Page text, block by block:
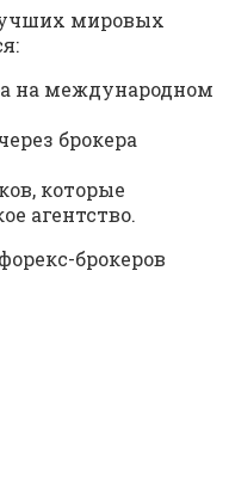
мировых
на международном
брокера
которые
агентство.
брокеров